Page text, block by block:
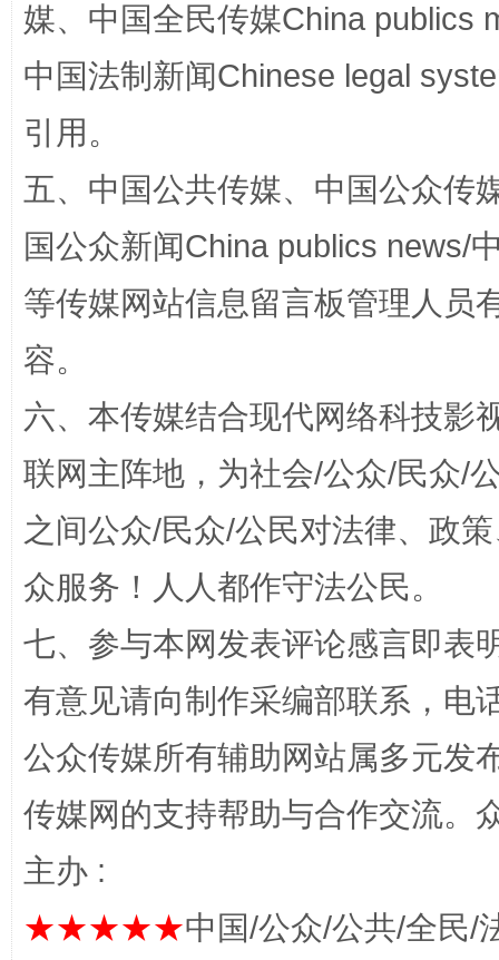
扯下公款旅游的“隐身衣” 如何以
“蜀中异人”王建安的艺术幻境
媒、中国全民传媒China publics
中国法制新闻Chinese legal
引用。
五、中国公共传媒、中国公众传
国公众新闻China publics news/
等传媒网站信息留言板管理人员
容。
六、本传媒结合现代网络科技影
联网主阵地，为社会/公众/民众/
之间公众/民众/公民对法律、政
众服务！人人都作守法公民。
七、参与本网发表评论感言即表
有意见请向制作采编部联系，电
公众传媒所有辅助网站属多元发
传媒网的支持帮助与合作交流。
主办 :
★★★★★中国/公众/公共/全民/